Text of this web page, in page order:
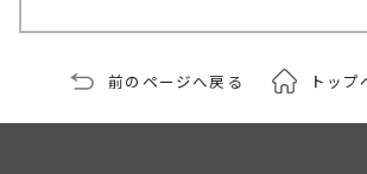
前のページへ戻る トッ